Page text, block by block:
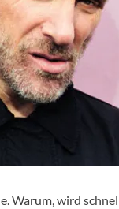
Warum, wird